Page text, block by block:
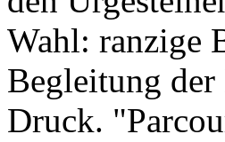
Wahl: ranzige
Begleitung
Druck.